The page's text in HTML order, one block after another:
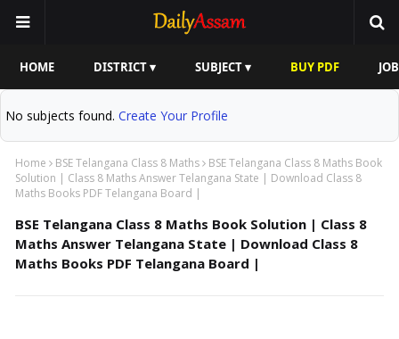
HOME DISTRICT ▾ SUBJECT ▾ BUY PDF
No subjects found. Create Your Profile
Home BSE Telangana Class 8 Maths
BSE Telangana Class 8 Maths Book
Solution | Class 8 Maths Answer Telangana State | Download Class 8
Maths Books PDF Telangana Board |
BSE Telangana Class 8 Maths Book Solution | Class 8
Maths Answer Telangana State | Download Class 8
Maths Books PDF Telangana Board |